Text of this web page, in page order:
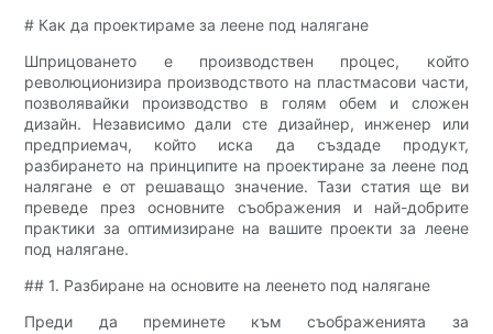
# Как да проектираме за леене под налягане
Шприцоването е производствен процес, който
революционизира производството на пластмасови части,
позволявайки производство в голям обем и сложен
дизайн. Независимо дали сте дизайнер, инженер или
предприемач, който иска да създаде продукт,
разбирането на принципите на проектиране за леене под
налягане е от решаващо значение. Тази статия ще ви
преведе през основните съображения и най-добрите
практики за оптимизиране на вашите проекти за леене
под налягане.
## 1. Разбиране на основите на леенето под налягане
Преди да преминете към съображенията за